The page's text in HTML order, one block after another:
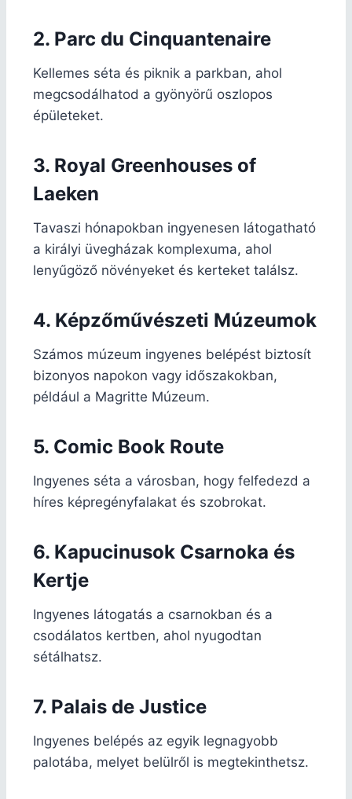
2. Parc du Cinquantenaire
Kellemes séta és piknik a parkban, ahol
megcsodálhatod a gyönyörű oszlopos
épületeket.
3. Royal Greenhouses of
Laeken
Tavaszi hónapokban ingyenesen látogatható
a királyi üvegházak komplexuma, ahol
lenyűgöző növényeket és kerteket találsz.
4. Képzőművészeti Múzeumok
Számos múzeum ingyenes belépést biztosít
bizonyos napokon vagy időszakokban,
például a Magritte Múzeum.
5. Comic Book Route
Ingyenes séta a városban, hogy felfedezd a
híres képregényfalakat és szobrokat.
6. Kapucinusok Csarnoka és
Kertje
Ingyenes látogatás a csarnokban és a
csodálatos kertben, ahol nyugodtan
sétálhatsz.
7. Palais de Justice
Ingyenes belépés az egyik legnagyobb
palotába, melyet belülről is megtekinthetsz.